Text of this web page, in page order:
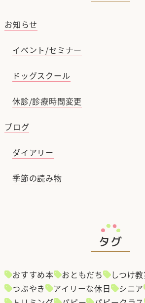
お知らせ
イベント/セミナー
ドッグスクール
休診/診療時間変更
ブログ
ダイアリー
季節の読み物
タグ
おすすめ本 おともだち しつけ教
つぶやき
アイリーな休日 シニア